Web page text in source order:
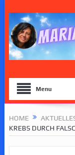
Menu
HOME
KREBS DURCH